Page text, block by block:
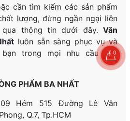
cần tìm kiếm các sản phẩm
lượng, đừng ngần ngại liên
thông tin dưới đây. Văn
luôn sẵn sàng phục vụ và
trong mọi nhu cầu văn
PHẨM BA NHẤT
Hẻm 515 Đường Lê Văn
Q.7, Tp.HCM
0